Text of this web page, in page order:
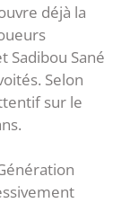
déjà la
Sadibou Sané
Selon
sur le